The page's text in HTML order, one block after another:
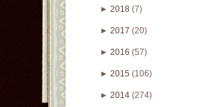
► 2018 (7)
► 2017 (20)
► 2016 (57)
► 2015 (106)
► 2014 (274)